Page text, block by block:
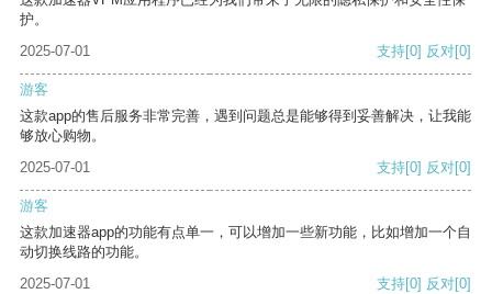
护。
2025-07-01
支持[0] 反对[0]
游客
这款app的售后服务非常完善，遇到问题总是能够得到妥善解决，让我能
够放心购物。
2025-07-01
支持[0] 反对[0]
游客
这款加速器app的功能有点单一，可以增加一些新功能，比如增加一个自
动切换线路的功能。
2025-07-01
支持[0] 反对[0]